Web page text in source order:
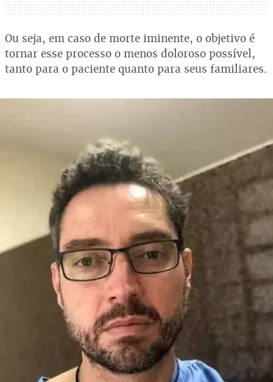
Ou seja, em caso de morte iminente, o objetivo é
tornar esse processo o menos doloroso possível,
tanto para o paciente quanto para seus familiares.